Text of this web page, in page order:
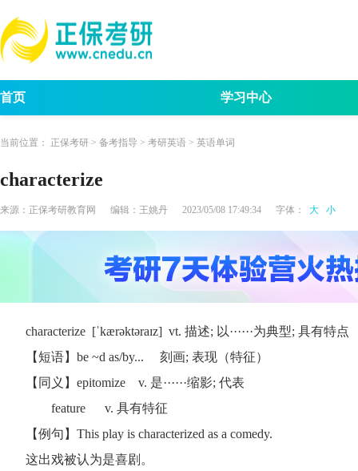
首页 学习中心
招生简章
当前位置： 正保考研 > 备考指导 > 考研英语 > 英语单词
characterize
来源： 正保考研教育网 编辑： 王姚丹 2023/05/08 17:49:34 字体： 大 小
characterize [ˈkærəktəraɪz] vt. 描述; 以······为典型; 具有特点
【短语】be ~d as/by... 刻画; 表现（特征）
【同义】epitomize v. 是······缩影; 代表
feature v. 具有特征
【例句】This play is characterized as a comedy.
这出戏被认为是喜剧。